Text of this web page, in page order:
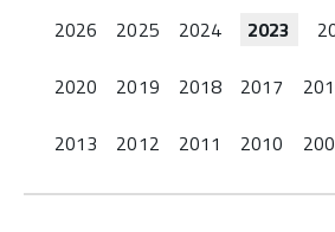
2026 2025 2024 2023
2020
2019 2018 2017
2013
2012 2011 2010